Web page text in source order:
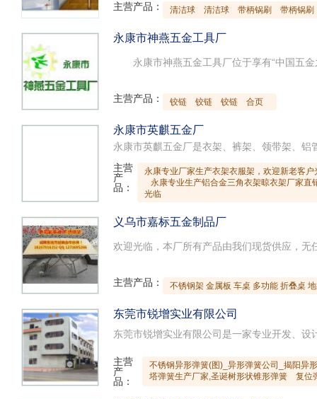
主营产品： 清洁球 清洁球 带柄锅刷 带柄锅刷
永康市神燕五金工具厂
主营产品： 铰链 铰链 铰链 合页
永康市英麒五金厂
主营
产
品：
永康专业厂家生产衣架衣服架，欢迎新老客户
永康专业生产铝合金三角衣架晾衣架厂家直
光临
义乌市嘉标五金制品厂
主营产品： 不锈钢架 金属板 车桌 多功能 折叠桌
东莞市锐增实业有限公司
主营
产
品：
不锈钢异形弹簧(图)_异形弹簧公司_揭阳异
塔弹簧生产厂家,圣诞树形状锥形弹簧
复位